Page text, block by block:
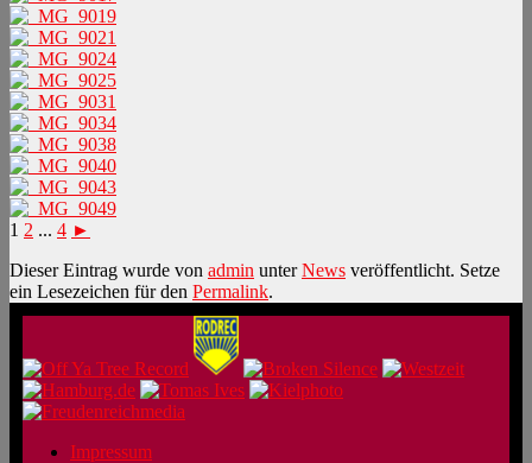
1 2 ... 4 ►
Dieser Eintrag wurde von admin unterNews veröffentlicht. Setze
ein Lesezeichen für den Permalink.
Impressum